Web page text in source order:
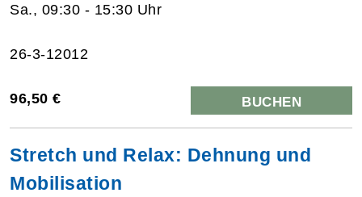
Sa., 09:30 - 15:30 Uhr
26-3-12012
96,50 € BUCHEN
Stretch und Relax: Dehnung und
Mobilisation